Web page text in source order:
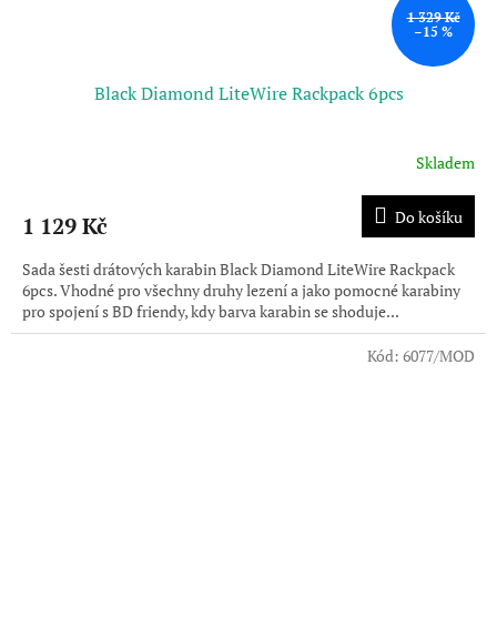
1 329 Kč
–15 %
Black Diamond LiteWire Rackpack 6pcs
Skladem
1 129 Kč Do košíku
Sada šesti drátových karabin Black Diamond LiteWire Rackpack
6pcs. Vhodné pro všechny druhy lezení a jako pomocné karabiny
pro spojení s BD friendy, kdy barva karabin se shoduje...
Kód: 6077/MOD